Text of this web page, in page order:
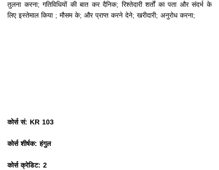
तुलना करना;गतिविधियों की बात कर दैनिक; रिश्तेदारी शर्तों का पता और संदर्भ के
लिए इस्तेमाल किया ; मौसम के; और प्राप्त करने देने; खरीदारी; अनुरोध करना;
कोर्स सं: KR 103
कोर्स शीर्षक: हंगुल
कोर्स क्रेडिट: 2